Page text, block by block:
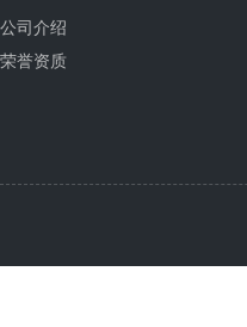
公司介绍
荣誉资质